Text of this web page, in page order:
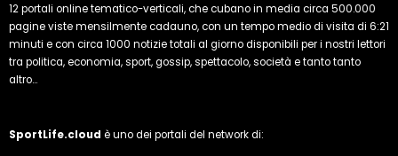
12 portali online tematico-verticali, che cubano in media circa 500.000
pagine viste mensilmente cadauno, con un tempo medio di visita di 6:21
minuti e con circa 1000 notizie totali al giorno disponibili per i nostri lettori
tra politica, economia, sport, gossip, spettacolo, società e tanto tanto
altro...
SportLife.cloud è uno dei portali del network di: